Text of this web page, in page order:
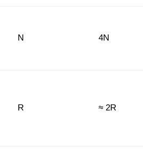
N 4N
R ≈ 2R